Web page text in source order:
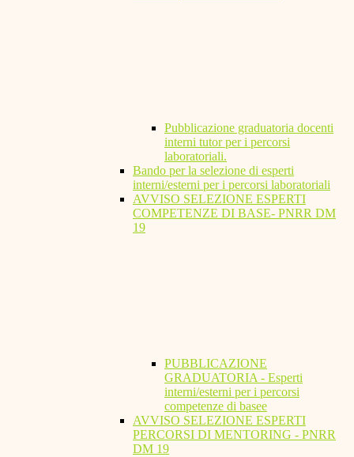
Pubblicazione graduatoria docenti
interni tutor per i percorsi
laboratoriali.
Bando per la selezione di esperti
interni/esterni per i percorsi laboratoriali
AVVISO SELEZIONE ESPERTI
COMPETENZE DI BASE- PNRR DM
19
PUBBLICAZIONE
GRADUATORIA - Esperti
interni/esterni per i percorsi
competenze di basee
AVVISO SELEZIONE ESPERTI
PERCORSI DI MENTORING - PNRR
DM 19